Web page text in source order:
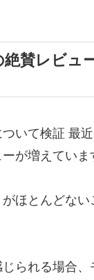
賛レビュ
いて検証 最
が増えていま
ほとんどな
られる場合